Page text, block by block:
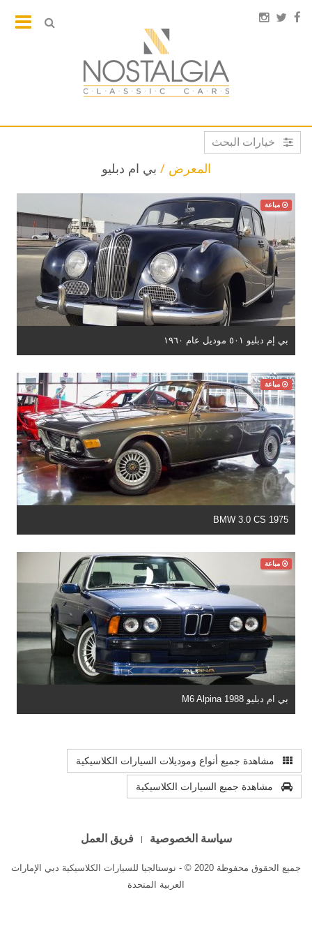
المعرض بي ام دبليو
خيارات البحث
بي إم دبليو ٥٠١ موديل عام ١٩٦٠
مباعة
BMW 3.0 CS 1975
مباعة
بي ام دبليو M6 Alpina 1988
مباعة
مشاهدة جميع أنواع وموديلات السيارات الكلاسيكية
مشاهدة جميع السيارات الكلاسيكية
سياسة الخصوصية فريق العمل
جميع الحقوق محفوظة 2020 © - نوستالجيا للسيارات الكلاسيكية دبي الإمارات
العربية المتحدة